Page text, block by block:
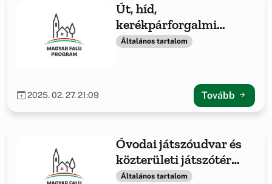
Út, híd,
kerékpárforgalmi
létesítmény, vízelvezető
Általános tartalom
2025. 02. 27. 21:09 Tovább
Óvodai játszóudvar és
közterületi játszótér
fejlesztése -2021
Általános tartalom